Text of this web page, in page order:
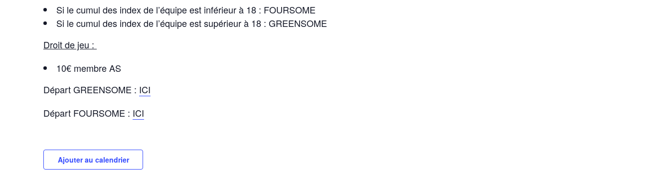
Si le cumul des index de l’équipe est inférieur à 18 : FOURSOME
Si le cumul des index de l’équipe est supérieur à 18 : GREENSOME
Droit de jeu :
10€ membre AS
Départ GREENSOME : ICI
Départ FOURSOME : ICI
Ajouter au calendrier